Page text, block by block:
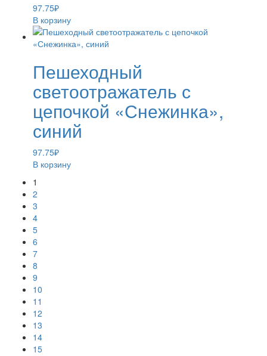
97.75₽
В корзину
Пешеходный
светоотражатель с
цепочкой «Снежинка»,
синий
97.75₽
В корзину
1
2
3
4
5
6
7
8
9
10
11
12
13
14
15